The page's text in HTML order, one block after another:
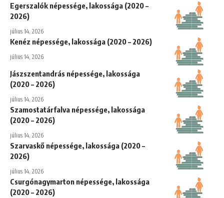
Egerszalók népessége, lakossága (2020 –
2026)
július 14, 2026
Kenéz népessége, lakossága (2020 – 2026)
július 14, 2026
Jászszentandrás népessége, lakossága
(2020 – 2026)
július 14, 2026
Szamostatárfalva népessége, lakossága
(2020 – 2026)
július 14, 2026
Szarvaskő népessége, lakossága (2020 –
2026)
július 14, 2026
Csurgónagymarton népessége, lakossága
(2020 – 2026)